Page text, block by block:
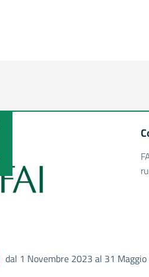
dal 1 Novembre 2023 al 31